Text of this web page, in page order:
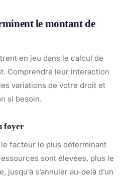
le montant de
en jeu dans le calcul de
Comprendre leur interaction
variations de votre droit et
si besoin.
foyer
facteur le plus déterminant
sont élevées, plus le
jusqu’à s’annuler au-delà d’un